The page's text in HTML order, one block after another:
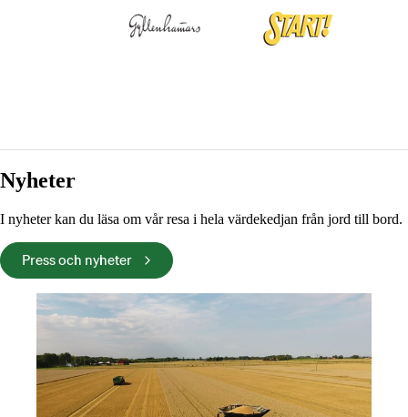
Nyheter
I nyheter kan du läsa om vår resa i hela värdekedjan från jord till bord.
Press och nyheter